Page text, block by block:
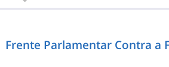
Frente Parlamentar Contra a